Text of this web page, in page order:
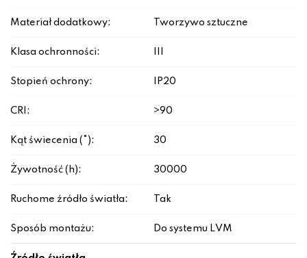
Materiał dodatkowy: Tworzywo sztuczne
Klasa ochronności:
Stopień ochrony: IP20
CRI: >90
Kąt świecenia (°): 30
Żywotność (h): 30000
Ruchome źródło światła: Tak
Sposób montażu: Do systemu LVM